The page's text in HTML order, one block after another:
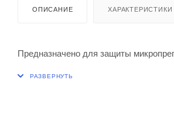
ОПИСАНИЕ ХАРАКТЕРИСТИКИ
Предназначено для защиты